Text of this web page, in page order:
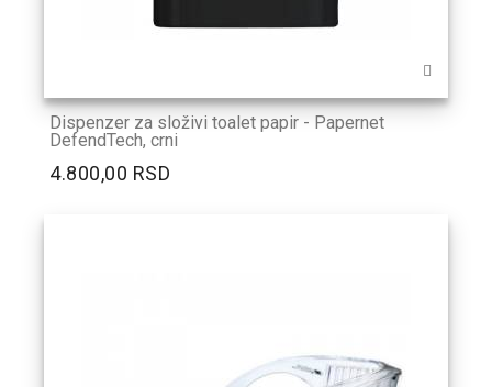
Dispenzer za složivi toalet papir - Papernet
DefendTech, crni
4.800,00 RSD